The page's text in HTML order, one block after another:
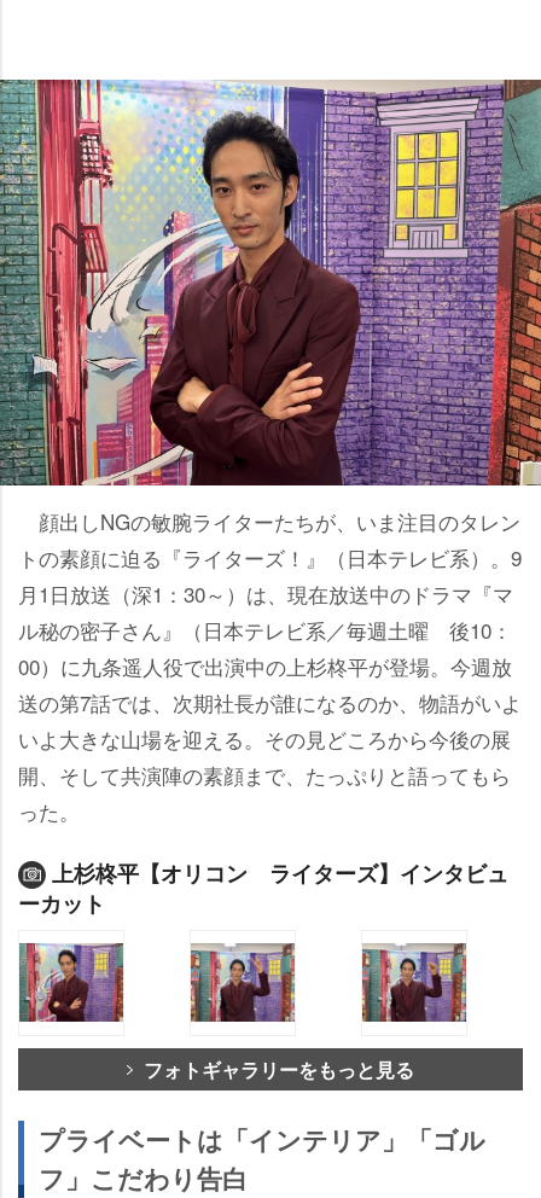
顔出しNGの敏腕ライターたちが、いま注目のタレン
トの素顔に迫る『ライターズ！』（日本テレビ系）。9
月1日放送（深1：30～）は、現在放送中のドラマ『マ
ル秘の密子さん』（日本テレビ系／毎週土曜 後10：
00）に九条遥人役で出演中の上杉柊平が登場。今週放
送の第7話では、次期社長が誰になるのか、物語がいよ
いよ大きな山場を迎える。その見どころから今後の展
開、そして共演陣の素顔まで、たっぷりと語ってもら
った。
上杉柊平【オリコン ライターズ】インタビュ
ーカット
フォトギャラリーをもっと見る
プライベートは「インテリア」「ゴル
フ」こだわり告白